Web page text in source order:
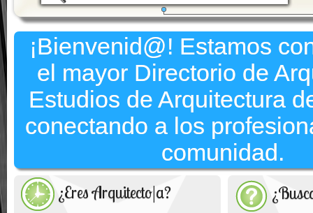
¡Bienvenid@! Estamos
el mayor Directorio de
Estudios de Arquitectura
conectando a los
comunidad.
¿Eres Arquitecto|a?